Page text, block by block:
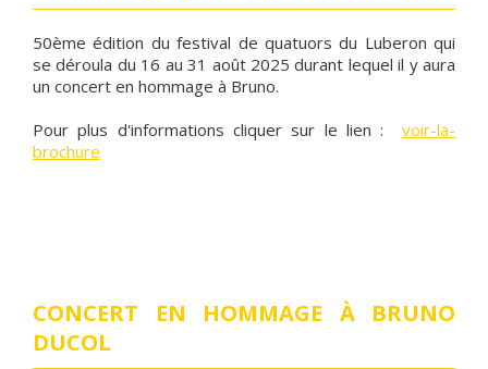
50ème édition du festival de quatuors du Luberon qui
se déroula du 16 au 31 août 2025 durant lequel il y aura
un concert en hommage à Bruno.
Pour plus d'informations cliquer sur le lien : voir-la-
brochure
CONCERT EN HOMMAGE À BRUNO
DUCOL